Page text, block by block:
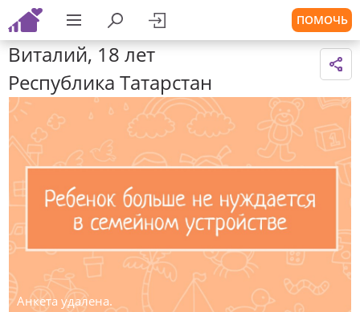
ПОМОЧЬ
Виталий, 18 лет
Республика Татарстан
Анкета удалена.